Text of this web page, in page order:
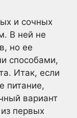
и сочных
В ней не
но ее
способами,
Итак, если
питание,
вариант
первых